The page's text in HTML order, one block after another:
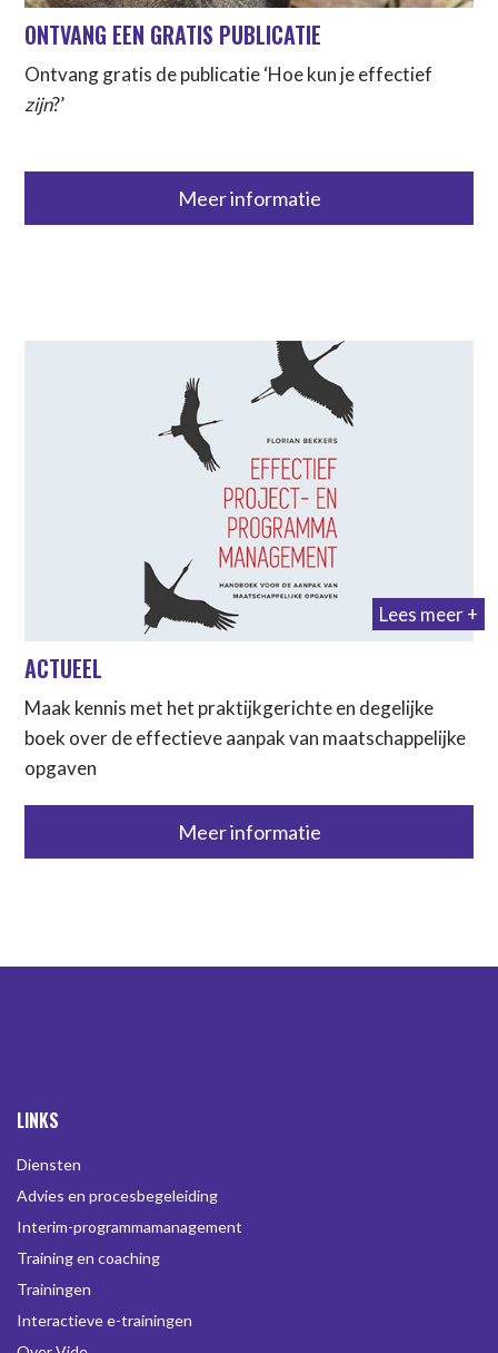
ONTVANG EEN GRATIS PUBLICATIE
Ontvang gratis de publicatie ‘Hoe kun je effectief
zijn?’
Meer informatie
Lees meer +
ACTUEEL
Maak kennis met het praktijkgerichte en degelijke
boek over de effectieve aanpak van maatschappelijke
opgaven
Meer informatie
LINKS
Diensten
Advies en procesbegeleiding
Interim-programmamanagement
Training en coaching
Trainingen
Interactieve e-trainingen